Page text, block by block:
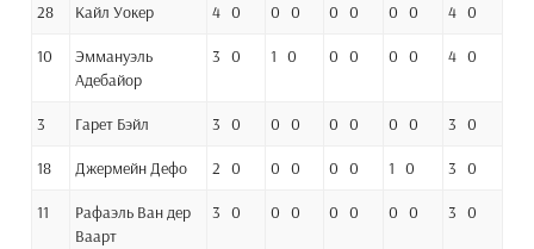
28 Кайл Уокер 4 0 0 0 0 0 0 0 4 0
10
Эммануэль
Адебайор
3 0 1 0 0 0 0 0 4 0
3 Гарет Бэйл 3 0 0 0 0 0 0 0 3 0
18 Джермейн Дефо 2 0 0 0 0 0 1 0 3 0
11
Рафаэль Ван дер
Ваарт
3 0 0 0 0 0 0 0 3 0